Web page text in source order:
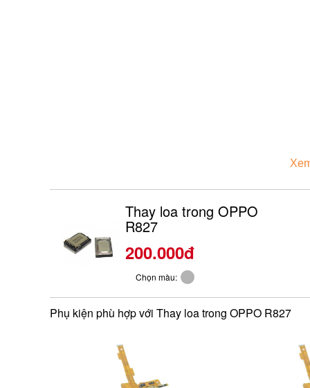
Thay loa trong OPPO
R827
200.000đ
Chọn màu:
Phụ kiện phù hợp với Thay loa trong OPPO R827